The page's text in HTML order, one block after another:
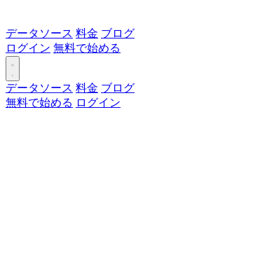
データソース 料金 ブログ
ログイン 無料で始める
データソース 料金 ブログ
無料で始める ログイン